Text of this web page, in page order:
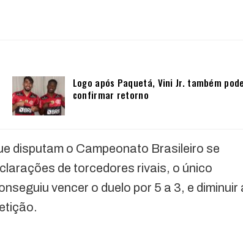
Logo após Paquetá, Vini Jr. também
confirmar retorno
disputam o Campeonato Brasileiro se
de torcedores rivais, o único
vencer o duelo por 5 a 3, e diminuir